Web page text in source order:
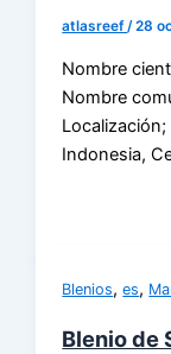
atlasreef/28
Nombre
Nombre
Indonesia,
Blenios,es,
Blenio de